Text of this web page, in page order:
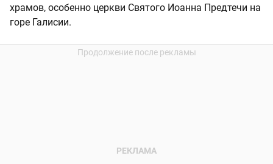
храмов, особенно церкви Святого Иоанна Предтечи на
горе Галисии.